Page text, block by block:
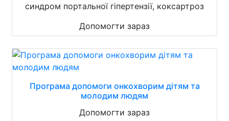
синдром портальної гіпертензії, коксартроз
Допомогти зараз
Програма допомоги онкохворим дітям та
молодим людям
Допомогти зараз